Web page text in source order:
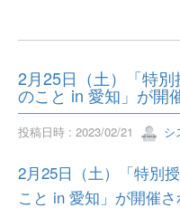
2月25日（土）「特
のこと in 愛知」が開
投稿日時 : 2023/02/21 シ
2月25日（土）「特別
こと in 愛知」が開催さ